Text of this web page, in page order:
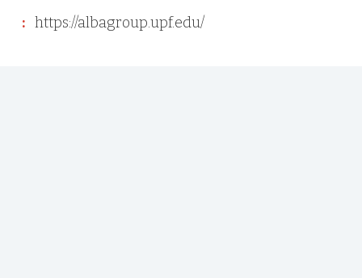
: https://albagroup.upf.edu/